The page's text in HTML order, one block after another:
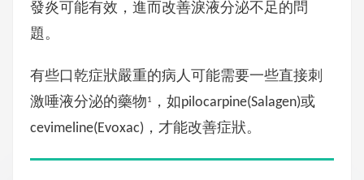
發炎可能有效，進而改善淚液分泌不足的問
題。
有些口乾症狀嚴重的病人可能需要一些直接刺
激唾液分泌的藥物1
，如pilocarpine(Salagen)或
cevimeline(Evoxac)，才能改善症狀。